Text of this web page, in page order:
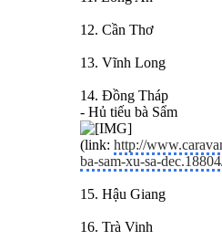
12. Cần Thơ
13. Vĩnh Long
14. Đồng Tháp
- Hủ tiếu bà Sẩm
(link: http://
ba-sam-xu-sa-
15. Hậu Giang
16. Trà Vinh